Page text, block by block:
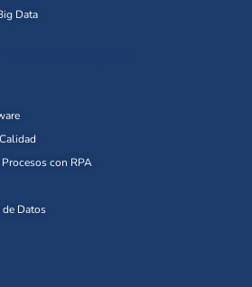
Data
con RPA
Datos